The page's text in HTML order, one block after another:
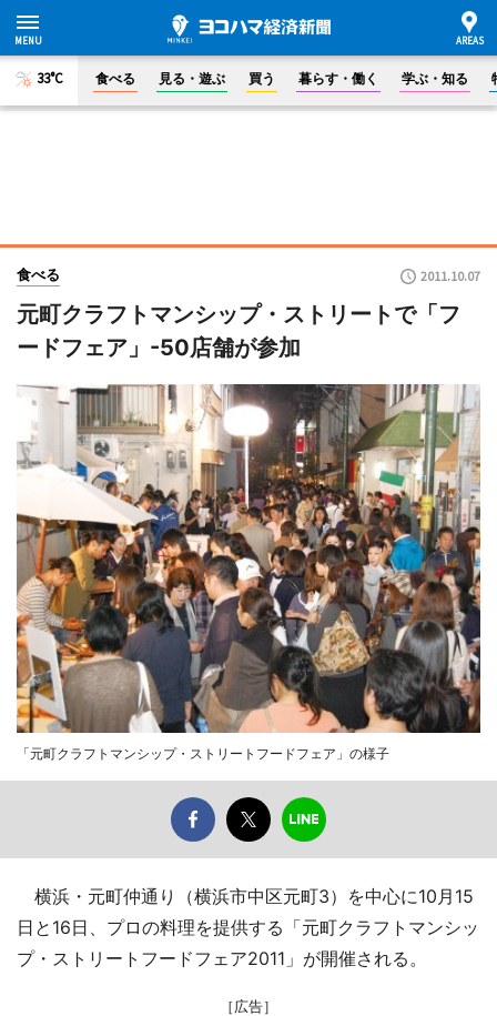
33°C 食べる 見る・遊ぶ 買う 暮らす・働く 学ぶ・知る
食べる 2011.10.07
元町クラフトマンシップ・ストリートで「フ
ードフェア」-50店舗が参加
「元町クラフトマンシップ・ストリートフードフェア」の様子
横浜・元町仲通り（横浜市中区元町3）を中心に10月15
日と16日、プロの料理を提供する「元町クラフトマンシッ
プ・ストリートフードフェア2011」が開催される。
［広告］